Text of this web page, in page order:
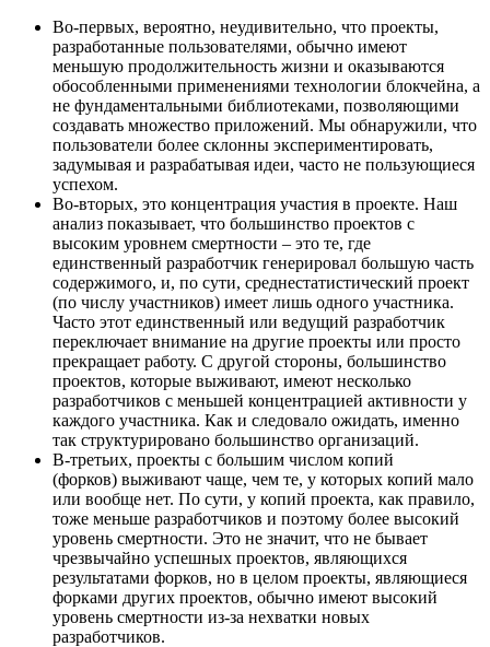
Во-первых, вероятно, неудивительно, что проекты,
разработанные пользователями, обычно имеют
меньшую продолжительность жизни и оказываются
обособленными применениями технологии блокчейна, а
не фундаментальными библиотеками, позволяющими
создавать множество приложений. Мы обнаружили, что
пользователи более склонны экспериментировать,
задумывая и разрабатывая идеи, часто не пользующиеся
успехом.
Во-вторых, это концентрация участия в проекте. Наш
анализ показывает, что большинство проектов с
высоким уровнем смертности – это те, где
единственный разработчик генерировал большую часть
содержимого, и, по сути, среднестатистический проект
(по числу участников) имеет лишь одного участника.
Часто этот единственный или ведущий разработчик
переключает внимание на другие проекты или просто
прекращает работу. С другой стороны, большинство
проектов, которые выживают, имеют несколько
разработчиков с меньшей концентрацией активности у
каждого участника. Как и следовало ожидать, именно
так структурировано большинство организаций.
В-третьих, проекты с большим числом копий
(форков) выживают чаще, чем те, у которых копий мало
или вообще нет. По сути, у копий проекта, как правило,
тоже меньше разработчиков и поэтому более высокий
уровень смертности. Это не значит, что не бывает
чрезвычайно успешных проектов, являющихся
результатами форков, но в целом проекты, являющиеся
форками других проектов, обычно имеют высокий
уровень смертности из-за нехватки новых
разработчиков.